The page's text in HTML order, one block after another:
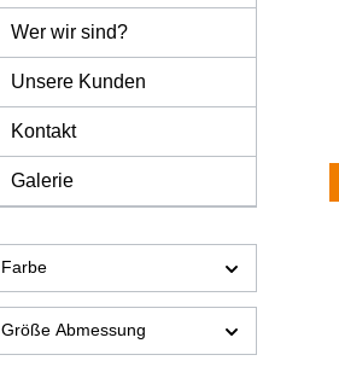
Wer wir sind?
Unsere Kunden
Kontakt
Galerie
Farbe
Größe Abmessung
Details